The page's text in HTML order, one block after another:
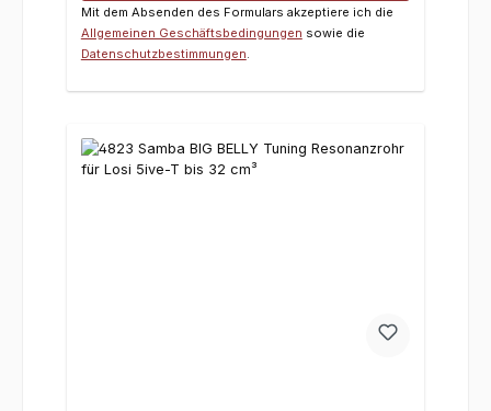
Mit dem Absenden des Formulars akzeptiere ich die
Allgemeinen Geschäftsbedingungen sowie die
Datenschutzbestimmungen